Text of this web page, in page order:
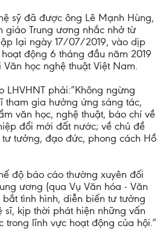
sỹ đã được ông Lê Mạnh Hùng,
giáo Trung ương nhắc nhở từ
lại ngày 17/07/2019, vào dịp
động 6 tháng đầu năm 2019
học nghệ thuật Việt Nam.
LHVHNT phải:”Không ngừng
tham gia hưởng ứng sáng tác,
văn học, nghệ thuật, báo chí về
đổi mới đất nước; về chủ đề
tưởng, đạo đức, phong cách Hồ
độ báo cáo thường xuyên đối
ương (qua Vụ Văn hóa - Văn
tình hình, diễn biến tư tưởng
sĩ, kịp thời phát hiện những vấn
trong lĩnh vực hoạt động của hội.”